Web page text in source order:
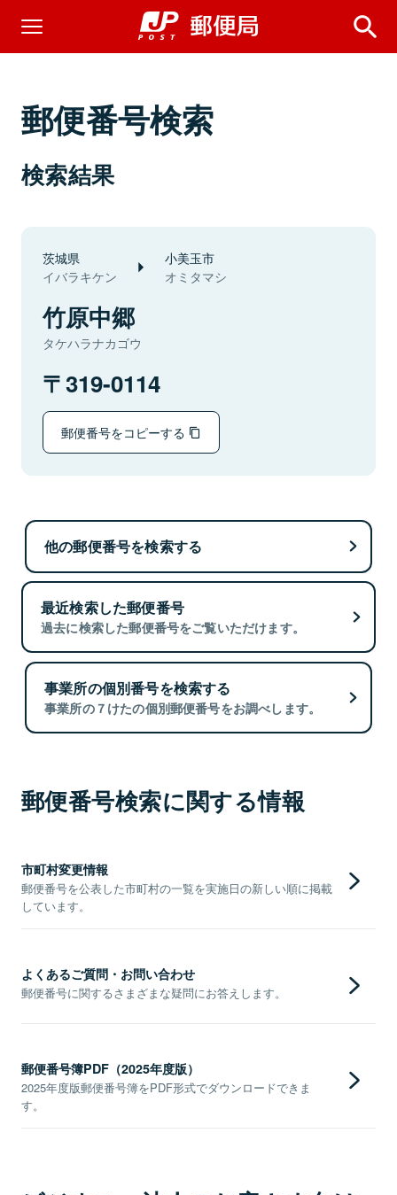
郵便番号検索
検索結果
茨城県
イバラキケン
小美玉市
オミタマシ
竹原中郷
タケハラナカゴウ
319-0114
郵便番号をコピーする
他の郵便番号を検索する
最近検索した郵便番号
過去に検索した郵便番号をご覧いただけます。
事業所の個別番号を検索する
事業所の７けたの個別郵便番号をお調べします。
郵便番号検索に関する情報
市町村変更情報
郵便番号を公表した市町村の一覧を実施日の新しい順に掲載
しています。
よくあるご質問・お問い合わせ
郵便番号に関するさまざまな疑問にお答えします。
郵便番号簿PDF（2025年度版）
2025年度版郵便番号簿をPDF形式でダウンロードできま
す。